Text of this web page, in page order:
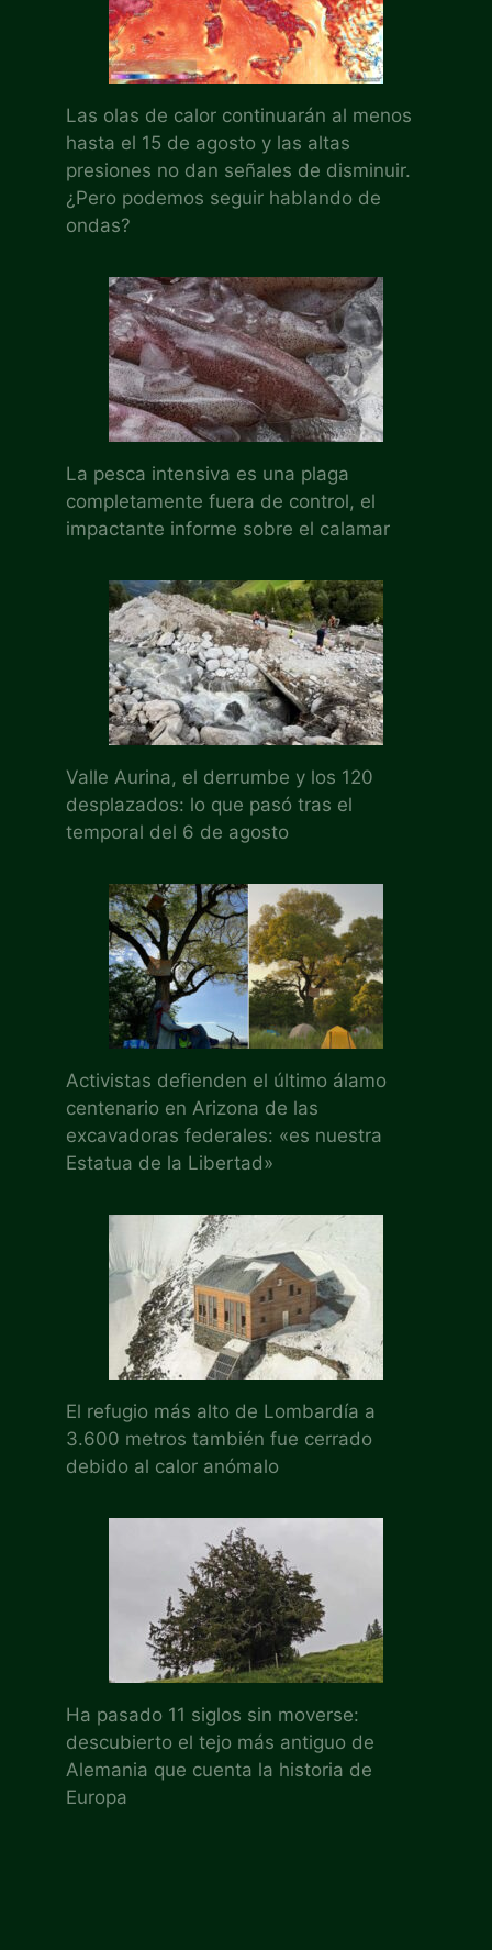
Las olas de calor continuarán al menos
hasta el 15 de agosto y las altas
presiones no dan señales de disminuir.
¿Pero podemos seguir hablando de
ondas?
La pesca intensiva es una plaga
completamente fuera de control, el
impactante informe sobre el calamar
Valle Aurina, el derrumbe y los 120
desplazados: lo que pasó tras el
temporal del 6 de agosto
Activistas defienden el último álamo
centenario en Arizona de las
excavadoras federales: «es nuestra
Estatua de la Libertad»
El refugio más alto de Lombardía a
3.600 metros también fue cerrado
debido al calor anómalo
Ha pasado 11 siglos sin moverse:
descubierto el tejo más antiguo de
Alemania que cuenta la historia de
Europa